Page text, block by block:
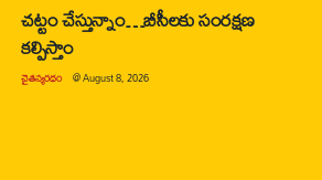
చట్టం చేస్తున్నాం…బీసీలకు సంరక్షణ
కల్పిస్తాం
చైతన్యరధం @August 8, 2026